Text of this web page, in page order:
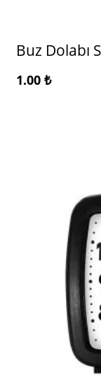
Buz Dolabı
1.00 ₺